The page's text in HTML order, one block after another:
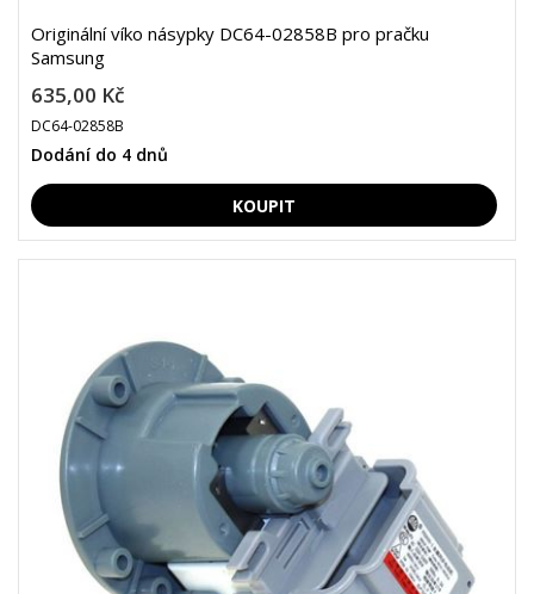
Originální víko násypky DC64-02858B pro pračku
Samsung
635,00 Kč
DC64-02858B
Dodání do 4 dnů